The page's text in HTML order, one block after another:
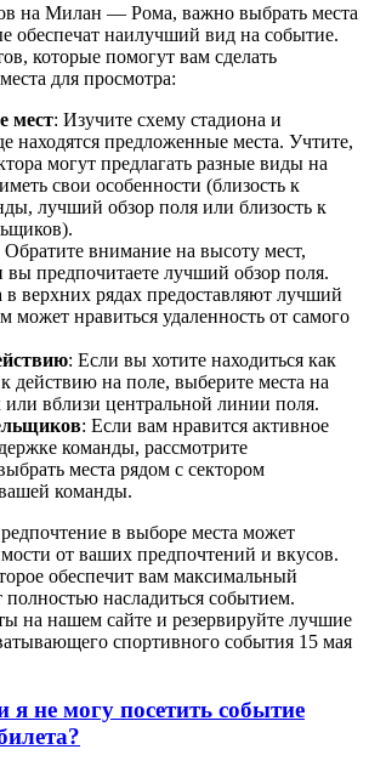
на Милан — Рома, важно выбрать места
обеспечат наилучший вид на событие.
которые помогут вам сделать
для просмотра:
мест: Изучите схему стадиона и
находятся предложенные места. Учтите,
могут предлагать разные виды на
свои особенности (близость к
лучший обзор поля или близость к
Обратите внимание на высоту мест,
вы предпочитаете лучший обзор поля.
верхних рядах предоставляют лучший
может нравиться удаленность от самого
: Если вы хотите находиться как
действию на поле, выберите места на
вблизи центральной линии поля.
: Если вам нравится активное
команды, рассмотрите
места рядом с сектором
команды.
в выборе места может
от ваших предпочтений и вкусов.
обеспечит вам максимальный
насладиться событием.
на нашем сайте и резервируйте лучшие
спортивного события 15 мая
я не могу посетить событие